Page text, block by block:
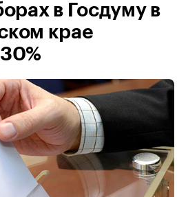
в Госдуму в
крае